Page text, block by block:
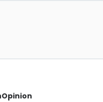
Opinion